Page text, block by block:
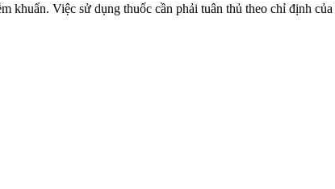
Việc sử dụng thuốc cần phải tuân thủ theo chỉ định của